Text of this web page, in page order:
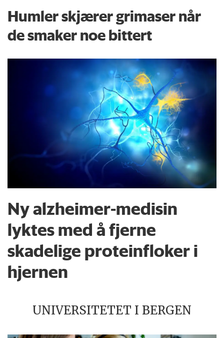
Humler skjærer grimaser når
de smaker noe bittert
Ny alzheimer-medisin
lyktes med å fjerne
skadelige proteinfloker i
hjernen
UNIVERSITETET I BERGEN